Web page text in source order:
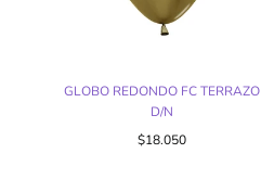
GLOBO REDONDO FC TERRAZO
D/N
$18.050